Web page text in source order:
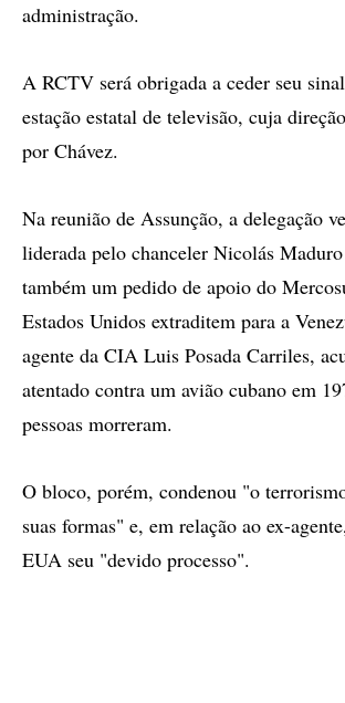
administração.
A RCTV será obrigada a ceder seu
estação estatal de televisão, cuja
por Chávez.
Na reunião de Assunção, a delegação
liderada pelo chanceler Nicolás
também um pedido de apoio do
Estados Unidos extraditem para a
agente da CIA Luis Posada Carriles,
atentado contra um avião cubano em
pessoas morreram.
O bloco, porém, condenou "o
suas formas" e, em relação ao ex-
EUA seu "devido processo".